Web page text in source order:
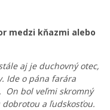
medzi kňazmi alebo
aj je duchovný otec,
Ide o pána farára
On bol veľmi skromný
a ľudskosťou.